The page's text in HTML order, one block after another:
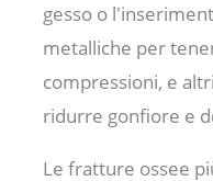
gesso o
metalliche per
compressioni, e
ridurre gonfiore e
Le fratture ossee